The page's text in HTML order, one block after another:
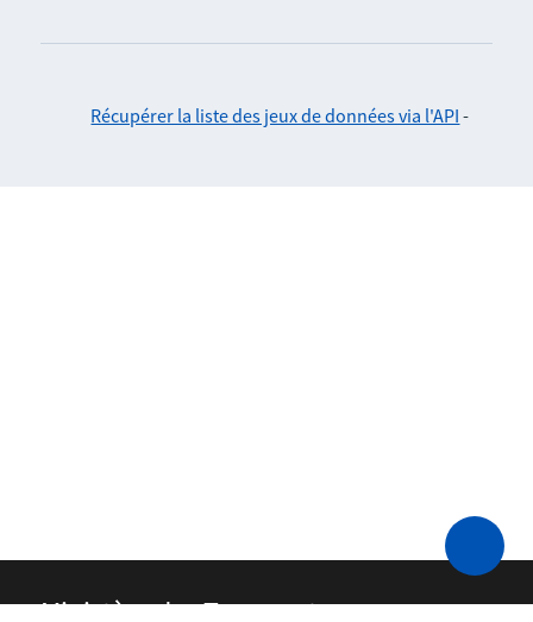
Récupérer la liste des jeux de données via l'API -
Ministère des Transports